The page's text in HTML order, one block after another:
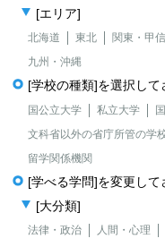
[エリア]
北海道 東北 関東・甲
九州・沖縄
[学校の種類]を選択して
国公立大学 私立大学
文科省以外の省庁所管の学
留学関係機関
[学べる学問]を変更して
[大分類]
法律・政治 人間・心理